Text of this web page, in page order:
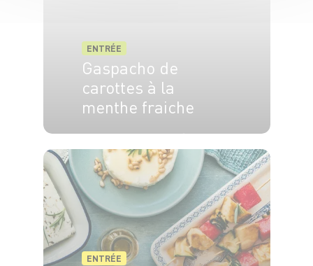
ENTRÉE
Gaspacho de
carottes à la
menthe fraiche
ENTRÉE